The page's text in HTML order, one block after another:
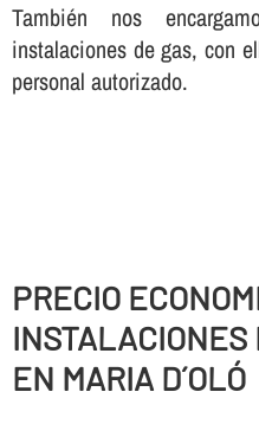
También nos
instalaciones de gas, con
personal autorizado.
PRECIO
EN MARIA D´OLÓ